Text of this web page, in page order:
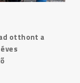
otthont a